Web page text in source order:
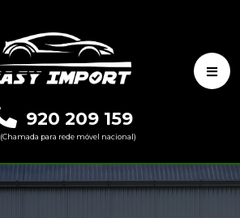
920 209 159
(Chamada para rede móvel nacional)